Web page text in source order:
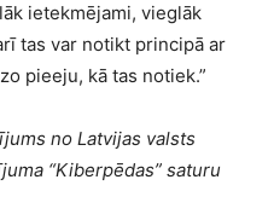
ietekmējami, vieglāk
tas var notikt principā ar
pieeju, kā tas notiek.”
no Latvijas valsts
“Kiberpēdas” saturu